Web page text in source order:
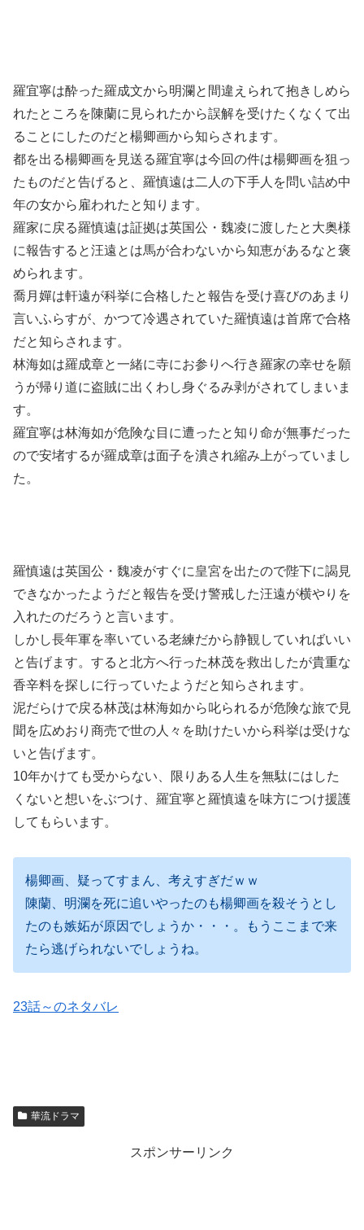
羅宜寧は酔った羅成文から明瀾と間違えられて抱きしめら
れたところを陳蘭に見られたから誤解を受けたくなくて出
ることにしたのだと楊卿画から知らされます。
都を出る楊卿画を見送る羅宜寧は今回の件は楊卿画を狙っ
たものだと告げると、羅慎遠は二人の下手人を問い詰め中
年の女から雇われたと知ります。
羅家に戻る羅慎遠は証拠は英国公・魏凌に渡したと大奥様
に報告すると汪遠とは馬が合わないから知恵があるなと褒
められます。
喬月嬋は軒遠が科挙に合格したと報告を受け喜びのあまり
言いふらすが、かつて冷遇されていた羅慎遠は首席で合格
だと知らされます。
林海如は羅成章と一緒に寺にお参りへ行き羅家の幸せを願
うが帰り道に盗賊に出くわし身ぐるみ剥がされてしまいま
す。
羅宜寧は林海如が危険な目に遭ったと知り命が無事だった
ので安堵するが羅成章は面子を潰され縮み上がっていまし
た。
羅慎遠は英国公・魏凌がすぐに皇宮を出たので陛下に謁見
できなかったようだと報告を受け警戒した汪遠が横やりを
入れたのだろうと言います。
しかし長年軍を率いている老練だから静観していればいい
と告げます。すると北方へ行った林茂を救出したが貴重な
香辛料を探しに行っていたようだと知らされます。
泥だらけで戻る林茂は林海如から叱られるが危険な旅で見
聞を広めおり商売で世の人々を助けたいから科挙は受けな
いと告げます。
10年かけても受からない、限りある人生を無駄にはした
くないと想いをぶつけ、羅宜寧と羅慎遠を味方につけ援護
してもらいます。
楊卿画、疑ってすまん、考えすぎだｗｗ
陳蘭、明瀾を死に追いやったのも楊卿画を殺そうとし
たのも嫉妬が原因でしょうか・・・。もうここまで来
たら逃げられないでしょうね。
23話～のネタバレ
華流ドラマ
スポンサーリンク